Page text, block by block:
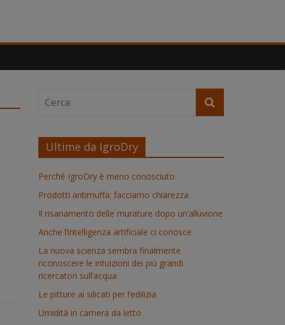
Ultime da IgroDry
Perché IgroDry è meno conosciuto
Prodotti antimuffa: facciamo chiarezza
Il risanamento delle murature dopo un’alluvione
Anche l’intelligenza artificiale ci conosce
La nuova scienza sembra finalmente
riconoscere le intuizioni dei più grandi
ricercatori sull’acqua
Le pitture ai silicati per l’edilizia
Umidità in camera da letto